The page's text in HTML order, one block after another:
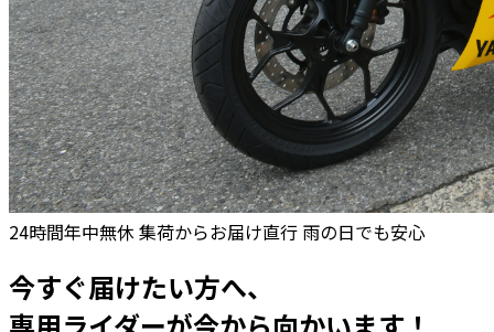
24時間年中無休 集荷からお届け直行 雨の日でも安心
今すぐ届けたい方へ、